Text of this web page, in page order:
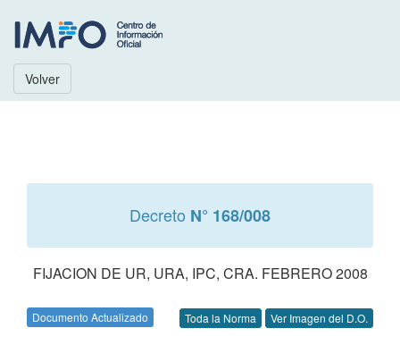
Volver
Decreto N° 168/008
FIJACION DE UR, URA, IPC, CRA. FEBRERO 2008
Documento Actualizado Toda la Norma Ver Imagen del D.O.